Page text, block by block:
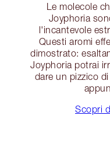
Le molecole
Joyphoria
l'incantevole
Questi aromi
dimostrato:
Joyphoria potrai
dare un pizzico
Scopri